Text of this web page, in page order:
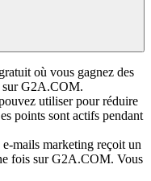
où vous gagnez des
sur G2A.COM.
utiliser pour réduire
points sont actifs pendant
mails marketing reçoit un
fois sur G2A.COM. Vous